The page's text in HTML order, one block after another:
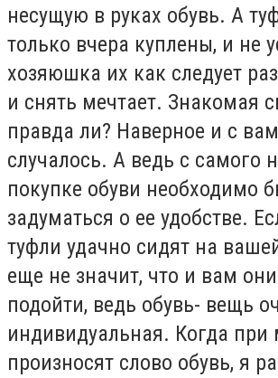
несущую в руках обувь. А
только вчера куплены, и не
хозяюшка их как следует
и снять мечтает. Знакомая
правда ли? Наверное и с
случалось. А ведь с самого
покупке обуви необходимо
задуматься о ее удобстве.
туфли удачно сидят на
еще не значит, что и вам
подойти, ведь обувь- вещь
индивидуальная. Когда при
произносят слово обувь, я